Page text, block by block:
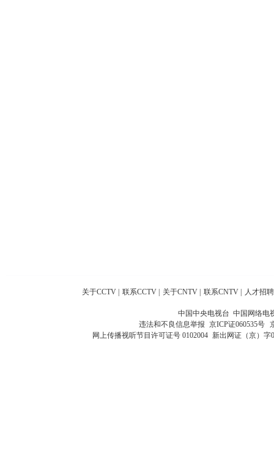
关于CCTV 联系CCTV 关于CNTV 联系CNTV 人才招聘
中国中央电视台 中国网络电
违法和不良信息举报 京ICP证060535号
网上传播视听节目许可证号 0102004 新出网证（京）